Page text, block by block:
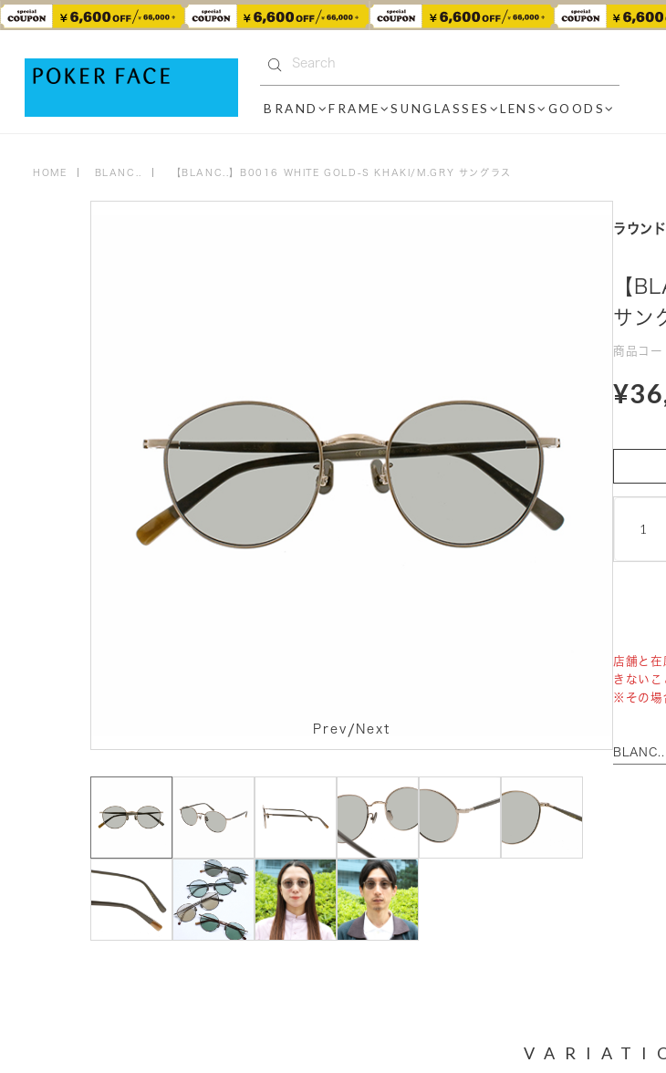
BRAND FRAME SUNGLASSES LENS GOODS
HOME BLANC.. 【BLANC..】B0016 WHITE GOLD-S KHAKI/M.GRY サングラス
Prev / Next
ラウン
【
サン
商品コ
店舗と
きないこ
※その場